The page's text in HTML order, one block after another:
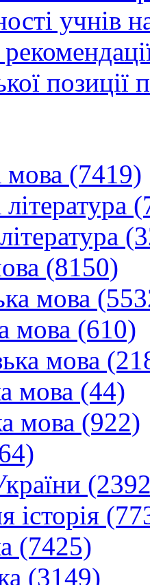
учнів
позиції
мова (7419)
література
(8150)
мова
мова (610)
мова
мова (44)
мова (922)
історія
(7425)
(3149)